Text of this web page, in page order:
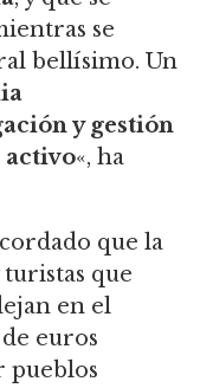
se
bellísimo. Un
y gestión
activo«, ha
que la
que
en el
euros
pueblos